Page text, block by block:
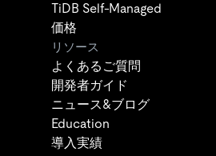
TiDB Self-Managed
価格
リソース
よくあるご質問
開発者ガイド
ニュース&ブログ
Education
導入実績